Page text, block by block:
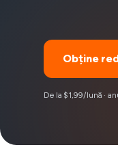
Obține
De la $1,99/lună ·